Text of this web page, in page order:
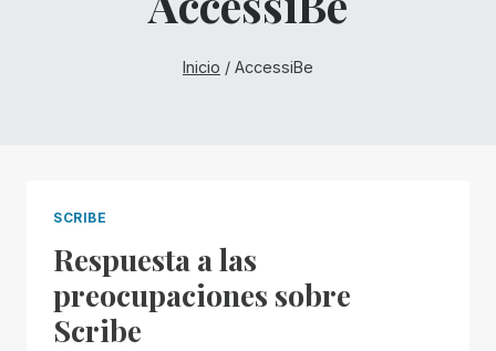
Inicio / AccessiBe
SCRIBE
Respuesta a las
preocupaciones sobre
Scribe